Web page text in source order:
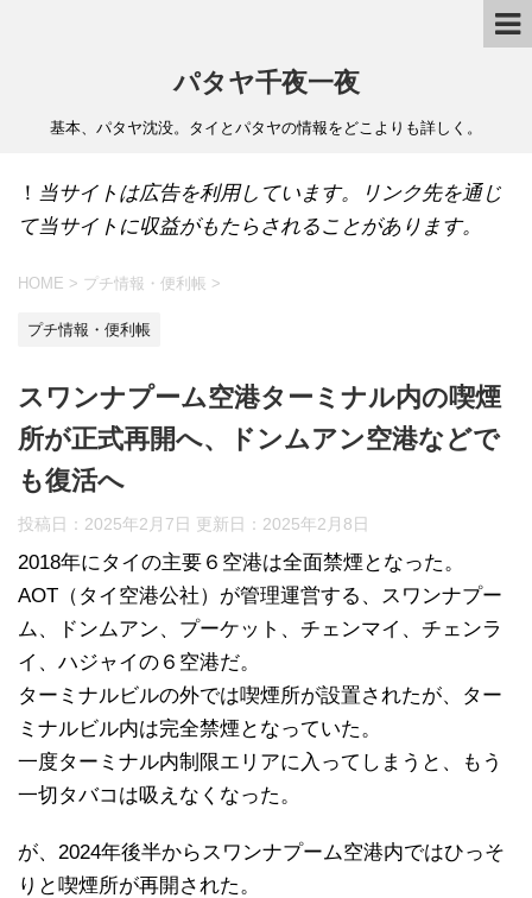
パタヤ千夜一夜
基本、パタヤ沈没。タイとパタヤの情報をどこよりも詳しく。
！ 当サイトは広告を利用しています。リンク先を通じ
て当サイトに収益がもたらされることがあります。
HOME > プチ情報・便利帳 >
プチ情報・便利帳
スワンナプーム空港ターミナル内の喫煙
所が正式再開へ、ドンムアン空港などで
も復活へ
投稿日：2025年2月7日 更新日： 2025年2月8日
2018年にタイの主要６空港は全面禁煙となった。
AOT（タイ空港公社）が管理運営する、スワンナプー
ム、ドンムアン、プーケット、チェンマイ、チェンラ
イ、ハジャイの６空港だ。
ターミナルビルの外では喫煙所が設置されたが、ター
ミナルビル内は完全禁煙となっていた。
一度ターミナル内制限エリアに入ってしまうと、もう
一切タバコは吸えなくなった。
が、2024年後半からスワンナプーム空港内ではひっそ
りと喫煙所が再開された。